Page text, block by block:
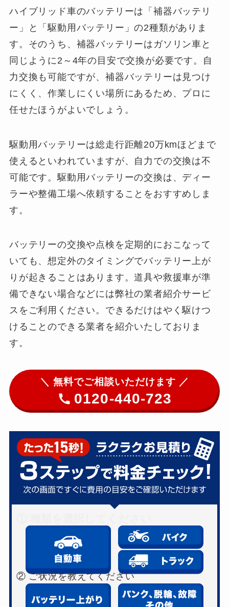
ハイブリッド車のバッテリーは「補器バッテリ
ー」と「駆動用バッテリー」の2種類がありま
す。そのうち、補器バッテリーはガソリン車と
同じように2～4年の目安で交換が必要です。自
力交換も可能ですが、補器バッテリーは見つけ
にくく、作業しにくい場所にあるため、プロに
任せたほうがよいでしょう。
駆動用バッテリーは総走行距離20万kmほどまで
使えるといわれていますが、自力での交換は不
可能です。駆動用バッテリーの交換は、ディー
ラーや整備工場へ依頼することをおすすめしま
す。
バッテリーの交換や点検を定期的におこなって
いても、想定外のタイミングでバッテリー上が
りが起きることはあります。道具や救援車が準
備できない場合などには弊社の業者紹介サービ
スをご利用ください。できるだけはやく駆けつ
けることのできる業者を紹介いたしておりま
す。
＼ 無料でご相談いただけます ／
0120-440-723
② ご状況を教えてください